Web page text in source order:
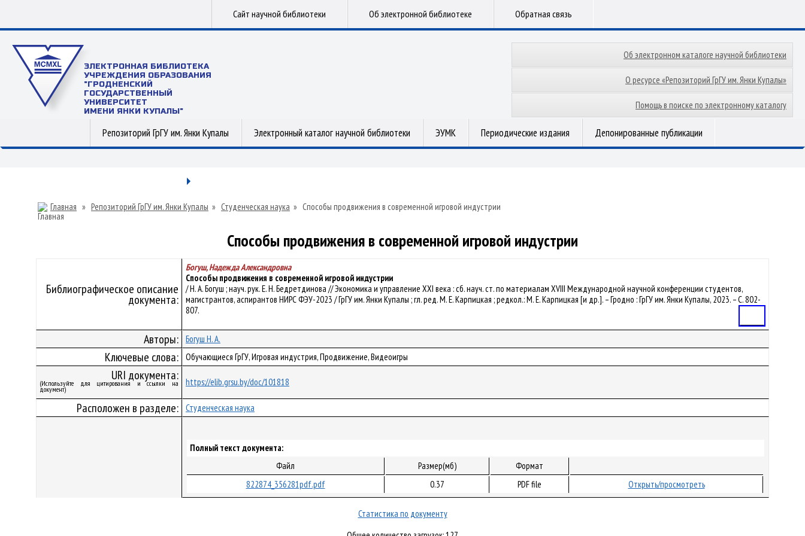
Сайт научной библиотеки Об электронной библиотеке Обратная связь
ЭЛЕКТРОННАЯ БИБЛИОТЕКА
УЧРЕЖДЕНИЯ ОБРАЗОВАНИЯ
"ГРОДНЕНСКИЙ
ГОСУДАРСТВЕННЫЙ
УНИВЕРСИТЕТ
ИМЕНИ ЯНКИ КУПАЛЫ"
Об электронном каталоге научной библиотеки
О ресурсе «Репозиторий ГрГУ им. Янки Купалы»
Помощь в поиске по электронному каталогу
Репозиторий ГрГУ им. Янки Купалы Электронный каталог научной библиотеки ЭУМК Периодические издания Депонированные публикации
Главная » Репозиторий ГрГУ им. Янки Купалы » Студенческая наука » Способы продвижения в современной игровой индустрии
Способы продвижения в современной игровой индустрии
Библиографическое описание
документа:
Богуш, Надежда Александровна
Способы продвижения в современной игровой индустрии
/ Н. А. Богуш ; науч. рук. Е. Н. Бедретдинова // Экономика и управление XXI века : сб. науч. ст. по материалам XVIII Международной научной конференции студентов,
магистрантов, аспирантов НИРС ФЭУ-2023 / ГрГУ им. Янки Купалы ; гл. ред. М. Е. Карпицкая ; редкол.: М. Е. Карпицкая [и др.]. – Гродно : ГрГУ им. Янки Купалы, 2023. – С. 802-
807.
Авторы: Богуш Н. А.
Ключевые слова: Обучающиеся ГрГУ, Игровая индустрия, Продвижение, Видеоигры
URI документа:
(Используйте для цитирования и ссылки на
документ)
https://elib.grsu.by/doc/101818
Расположен в разделе: Студенческая наука
Полный текст документа:
Файл
Размер(мб)
Формат
822874_356281pdf.pdf
0.37 PDF file Открыть/просмотреть
Статистика по документу